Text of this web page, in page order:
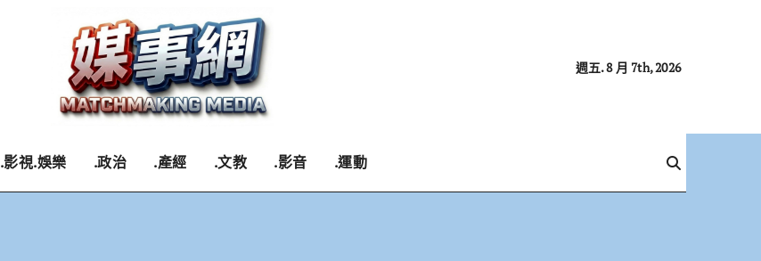
週五. 8 月 7th, 2026
.影視.娛樂 .政治 .產經 .文教 .影音 .運動